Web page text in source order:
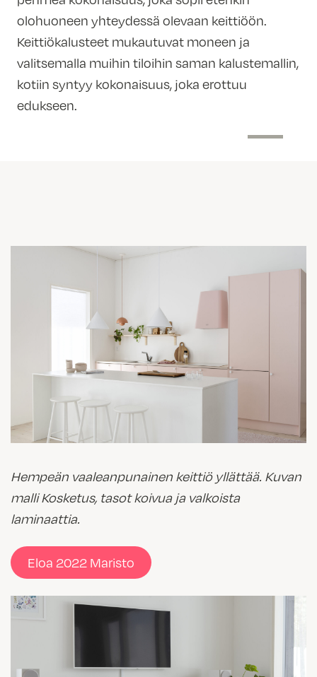
olohuoneen yhteydessä olevaan keittiöön.
Keittiökalusteet mukautuvat moneen ja
valitsemalla muihin tiloihin saman kalustemallin,
kotiin syntyy kokonaisuus, joka erottuu
edukseen.
Hempeän vaaleanpunainen keittiö yllättää. Kuvan
malli Kosketus, tasot koivua ja valkoista
laminaattia.
Eloa 2022 Maristo